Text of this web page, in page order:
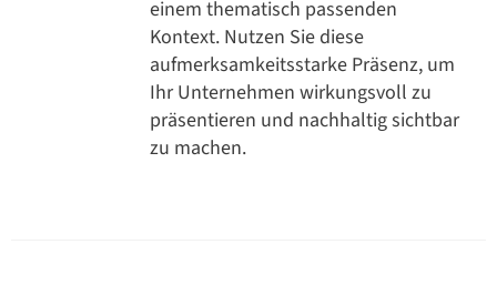
einem thematisch passenden
Kontext. Nutzen Sie diese
aufmerksamkeitsstarke Präsenz, um
Ihr Unternehmen wirkungsvoll zu
präsentieren und nachhaltig sichtbar
zu machen.